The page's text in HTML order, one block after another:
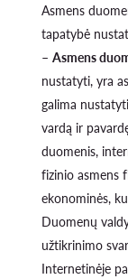
Asmens
tapatybė
– Asmens
nustatyti, yra
galima
vardą ir
duomenis,
fizinio asmens
ekonominės,
Duomenų
užtikrinimo
Internetinėje